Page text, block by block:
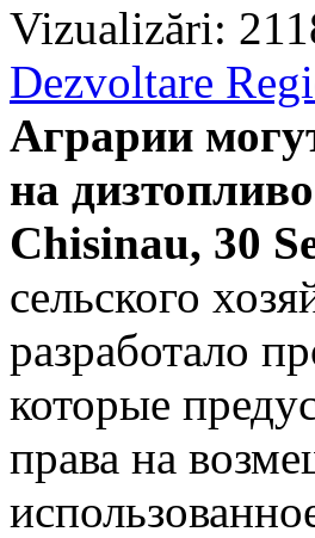
Vizualizări:
Dezvoltare
Аграрии
на дизтопливо
Chisinau, 30
сельского
разработало
которые
права на